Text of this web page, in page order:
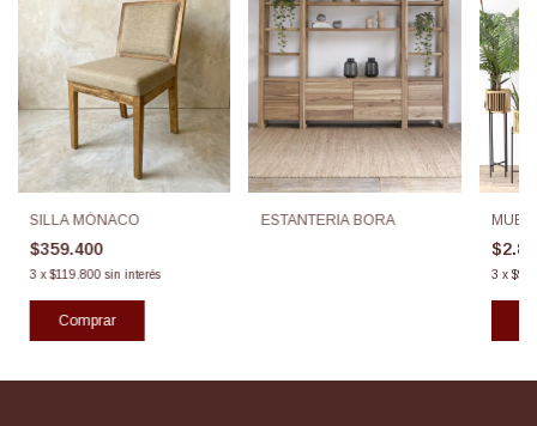
SILLA MÓNACO
$359.400
3 x$119.800 sin interés
ESTANTERIA BORA
3 x